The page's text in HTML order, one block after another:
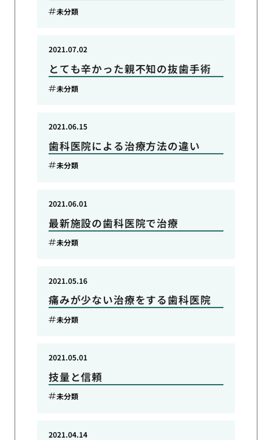
未分類
とても辛かった親不知の抜歯手術
2021.07.02
未分類
歯科医院による治療方法の違い
2021.06.15
未分類
最新施設の歯科医院で治療
2021.06.01
未分類
痛みが少ない治療をする歯科医院
2021.05.16
未分類
技量と信頼
2021.05.01
未分類
2021.04.14